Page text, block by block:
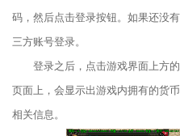
码，然后点击登录按钮。如果还没
三方账号登录。
登录之后，点击游戏界面上方
页面上，会显示出游戏内拥有的货
相关信息。